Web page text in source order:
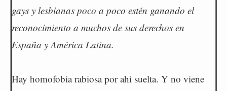
gays y lesbianas poco a poco estén ganando el
reconocimiento a muchos de sus derechos en
España y América Latina.
Hay homofobia rabiosa por ahi suelta. Y no viene